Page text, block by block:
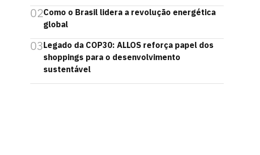
02Como o Brasil lidera a revolução energética
global
03Legado da COP30: ALLOS reforça papel dos
shoppings para o desenvolvimento
sustentável